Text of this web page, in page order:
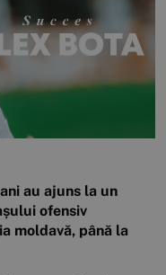
au ajuns la un
ofensiv
moldavă, până la